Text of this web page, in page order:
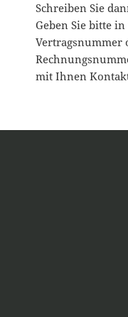
Schreiben Sie
Geben Sie bitte
Vertragsnummer
mit Ihnen